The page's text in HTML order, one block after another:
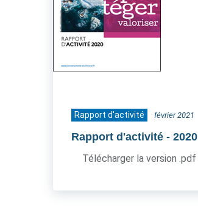
Rapport d'activité février 2021
Rapport d'activité - 2020
Télécharger la version .pdf